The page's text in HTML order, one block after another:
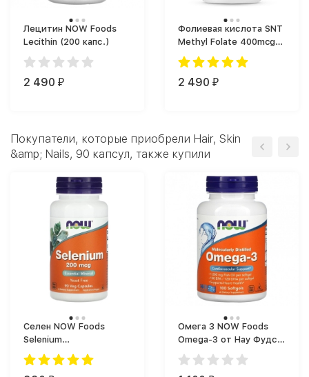
Лецитин NOW Foods
Lecithin (200 капс.)
2 490 ₽
Фолиевая кислота SNT
Methyl Folate 400mcg
(90)
2 490 ₽
Покупатели, которые приобрели Hair, Skin
&amp; Nails, 90 капсул, также купили
Селен NOW Foods
Selenium
общеукрепляющий (90
капс.)
Омега 3 NOW Foods
Omega-3 от Нау Фудс
(100 капс.)